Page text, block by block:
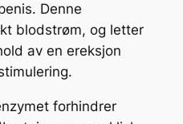
Denne
blodstrøm, og letter
av en ereksjon
forhindrer